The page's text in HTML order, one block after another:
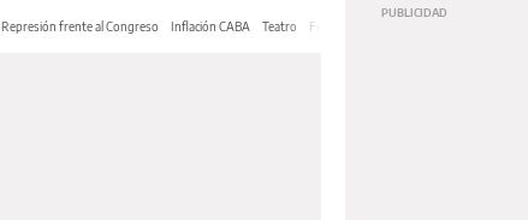
Represión frente al Congreso Inflación CABA Teatro Feria de Editores